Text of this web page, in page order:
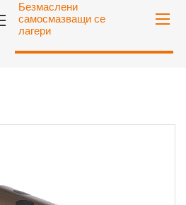
Безмаслени
самосмазващи се
лагери